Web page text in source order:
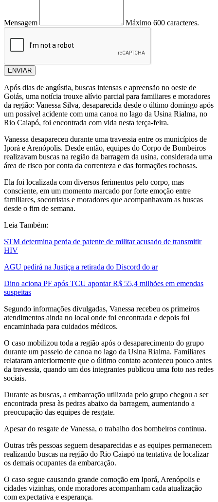
Mensagem Máximo 600 caracteres.
ENVIAR
Após dias de angústia, buscas intensas e apreensão no oeste de
Goiás, uma notícia trouxe alívio parcial para familiares e moradores
da região: Vanessa Silva, desaparecida desde o último domingo após
um possível acidente com uma canoa no lago da Usina Rialma, no
Rio Caiapó, foi encontrada com vida nesta terça-feira.
Vanessa desapareceu durante uma travessia entre os municípios de
Iporá e Arenópolis. Desde então, equipes do Corpo de Bombeiros
realizavam buscas na região da barragem da usina, considerada uma
área de risco por conta da correnteza e das formações rochosas.
Ela foi localizada com diversos ferimentos pelo corpo, mas
consciente, em um momento marcado por forte emoção entre
familiares, socorristas e moradores que acompanhavam as buscas
desde o fim de semana.
Leia Também:
STM determina perda de patente de militar acusado de transmitir
HIV
AGU pedirá na Justiça a retirada do Discord do ar
Dino aciona PF após TCU apontar R$ 55,4 milhões em emendas
suspeitas
Segundo informações divulgadas, Vanessa recebeu os primeiros
atendimentos ainda no local onde foi encontrada e depois foi
encaminhada para cuidados médicos.
O caso mobilizou toda a região após o desaparecimento do grupo
durante um passeio de canoa no lago da Usina Rialma. Familiares
relataram anteriormente que o último contato aconteceu pouco antes
da travessia, quando um dos integrantes publicou uma foto nas redes
sociais.
Durante as buscas, a embarcação utilizada pelo grupo chegou a ser
encontrada presa às pedras abaixo da barragem, aumentando a
preocupação das equipes de resgate.
Apesar do resgate de Vanessa, o trabalho dos bombeiros continua.
Outras três pessoas seguem desaparecidas e as equipes permanecem
realizando buscas na região do Rio Caiapó na tentativa de localizar
os demais ocupantes da embarcação.
O caso segue causando grande comoção em Iporá, Arenópolis e
cidades vizinhas, onde moradores acompanham cada atualização
com expectativa e esperança.